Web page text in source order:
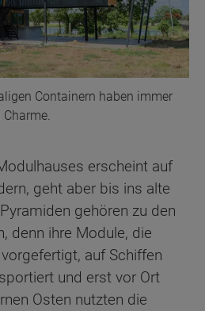
Containern haben immer
erscheint auf
geht aber bis ins alte
gehören zu den
denn ihre Module, die
auf Schiffen
und erst vor Ort
Osten nutzten die